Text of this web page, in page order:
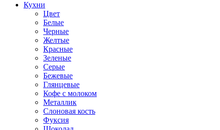
Кухни
Цвет
Белые
Черные
Желтые
Красные
Зеленые
Серые
Бежевые
Глянцевые
Кофе с молоком
Металлик
Слоновая кость
Фуксия